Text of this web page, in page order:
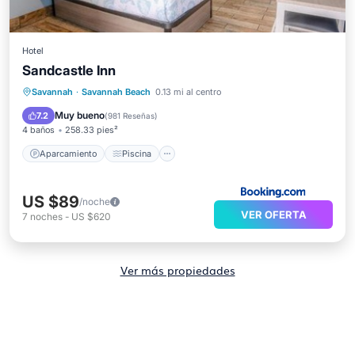
Hotel
Sandcastle Inn
Savannah · Savannah Beach 0.13 mi al centro
7.2 Muy bueno(981 Reseñas)
4 baños 258.33 pies²
Aparcamiento Piscina
Aparcamiento
Piscina
Aire acondicionado
US $89/noche
7 noches - US $620 VER OFERTA
Ver más propiedades